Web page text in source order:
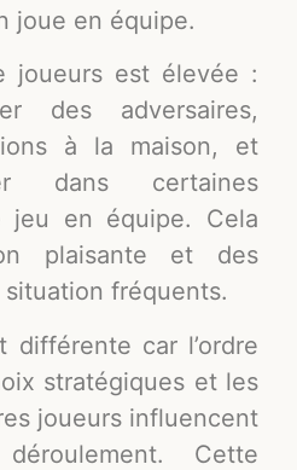
joue en équipe.
joueurs est élevée :
des adversaires,
à la maison, et
dans certaines
jeu en équipe. Cela
plaisante et des
fréquents.
différente car l’ordre
stratégiques et les
joueurs influencent
Cette